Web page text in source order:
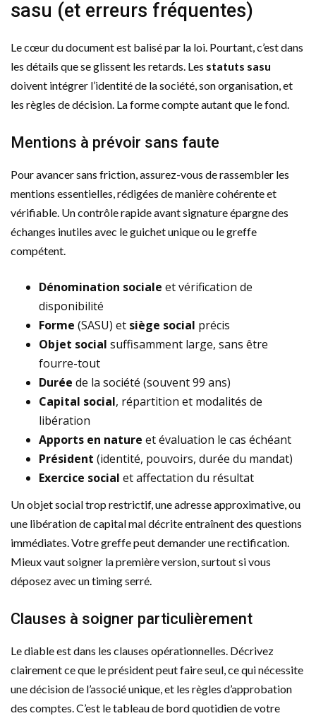
sasu (et erreurs fréquentes)
Le cœur du document est balisé par la loi. Pourtant, c’est dans
les détails que se glissent les retards. Les statuts sasu
doivent intégrer l’identité de la société, son organisation, et
les règles de décision. La forme compte autant que le fond.
Mentions à prévoir sans faute
Pour avancer sans friction, assurez-vous de rassembler les
mentions essentielles, rédigées de manière cohérente et
vérifiable. Un contrôle rapide avant signature épargne des
échanges inutiles avec le guichet unique ou le greffe
compétent.
Dénomination sociale et vérification de
disponibilité
Forme (SASU) et siège social précis
Objet social suffisamment large, sans être
fourre-tout
Durée de la société (souvent 99 ans)
Capital social, répartition et modalités de
libération
Apports en nature et évaluation le cas échéant
Président (identité, pouvoirs, durée du mandat)
Exercice social et affectation du résultat
Un objet social trop restrictif, une adresse approximative, ou
une libération de capital mal décrite entraînent des questions
immédiates. Votre greffe peut demander une rectification.
Mieux vaut soigner la première version, surtout si vous
déposez avec un timing serré.
Clauses à soigner particulièrement
Le diable est dans les clauses opérationnelles. Décrivez
clairement ce que le président peut faire seul, ce qui nécessite
une décision de l’associé unique, et les règles d’approbation
des comptes. C’est le tableau de bord quotidien de votre